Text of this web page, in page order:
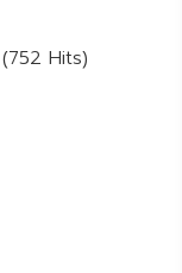
(752 Hits)